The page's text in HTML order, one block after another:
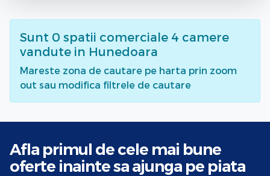
Sunt 0 spatii comerciale 4 camere
vandute in Hunedoara
Mareste zona de cautare pe harta prin zoom
out sau modifica filtrele de cautare
Afla primul de cele mai bune
oferte inainte sa ajunga pe piata